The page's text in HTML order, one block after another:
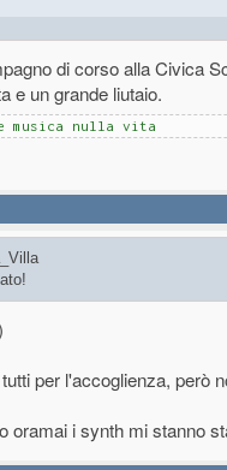
ad insegnare a Torino.
di corso alla Civica
e un grande liutaio.
musica nulla vita
per l'accoglienza, però
oramai i synth mi stanno